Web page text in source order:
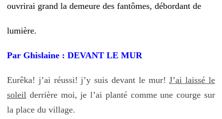
ouvrirai grand la demeure des fantômes, débordant de
lumière.
Par Ghislaine : DEVANT LE MUR
Eurêka! j’ai réussi! j’y suis devant le mur!J’ai laissé le
soleil derrière moi, je l’ai planté comme une courge sur
la place du village.